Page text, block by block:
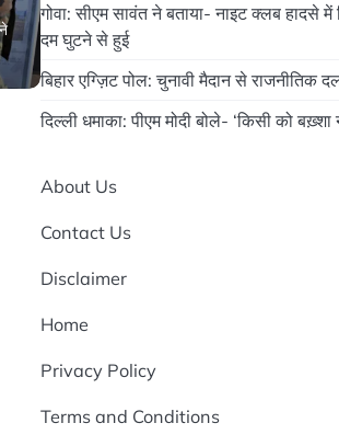
गोवा: सीएम सावंत ने बताया- नाइट क्लब हादसे में
दम घुटने से हुई
बिहार एग्ज़िट पोल: चुनावी मैदान से राजनीतिक
दिल्ली धमाका: पीएम मोदी बोले- ‘किसी को बख़्शा
About Us
Contact Us
Disclaimer
Home
Privacy Policy
Terms and Conditions